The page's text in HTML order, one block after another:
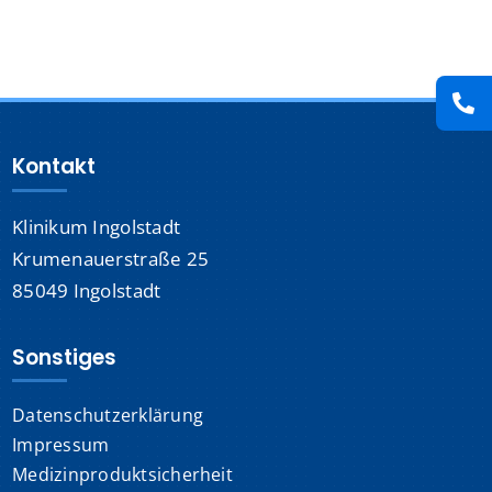
Kontakt
Karriere
Suche
nach:
Kontakt
Klinikum Ingolstadt
Krumenauerstraße 25
85049 Ingolstadt
Sonstiges
Datenschutzerklärung
Impressum
Medizinproduktsicherheit